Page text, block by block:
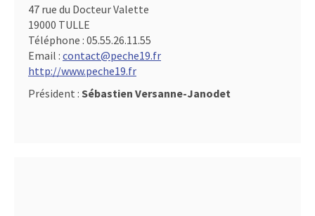
47 rue du Docteur Valette
19000 TULLE
Téléphone : 05.55.26.11.55
Email : contact@peche19.fr
http://www.peche19.fr
Président : Sébastien Versanne-Janodet